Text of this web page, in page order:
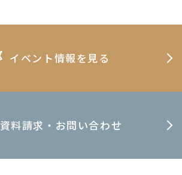
イベント情報を見る
資料請求・お問い合わせ